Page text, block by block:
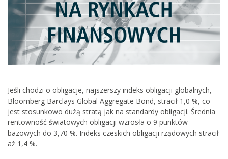
Jeśli chodzi o obligacje, najszerszy indeks obligacji globalnych,
Bloomberg Barclays Global Aggregate Bond, stracił 1,0 %, co
jest stosunkowo dużą stratą jak na standardy obligacji. Średnia
rentowność światowych obligacji wzrosła o 9 punktów
bazowych do 3,70 %. Indeks czeskich obligacji rządowych stracił
aż 1,4 %.